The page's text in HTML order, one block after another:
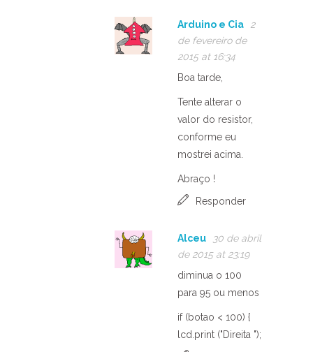
Arduino e Cia
2
de fevereiro de
2015 at 16:34
Boa tarde,
Tente alterar o
valor do resistor,
conforme eu
mostrei acima.
Abraço !
Responder
Alceu
30 de abril
de 2015 at 23:19
diminua o 100
para 95 ou menos
if (botao < 100) {
lcd.print ("Direita ");